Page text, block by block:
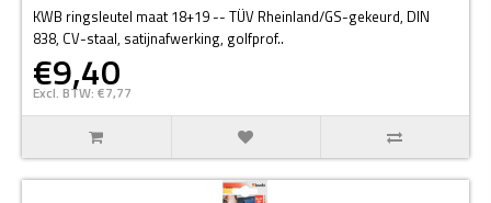
KWB ringsleutel maat 18+19 -- TÜV Rheinland/GS-gekeurd, DIN
838, CV-staal, satijnafwerking, golfprof..
€9,40
Excl. BTW: €7,77